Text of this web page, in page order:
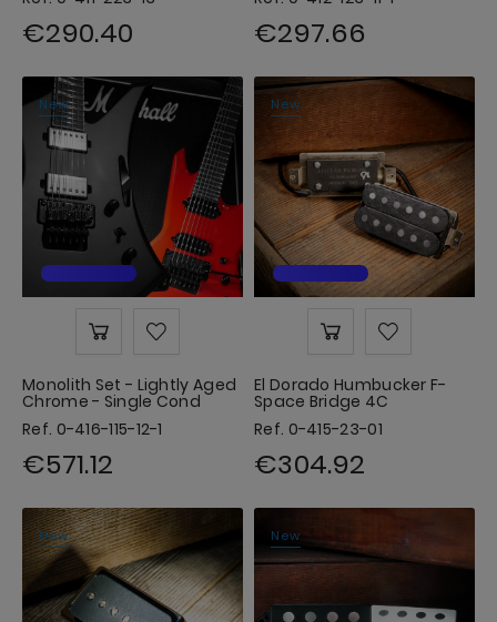
€290.40 €297.66
New
Monolith Set - Lightly Aged
Chrome - Single Cond
Ref. 0-416-115-12-1
€571.12
New
El Dorado Humbucker F-
Space Bridge 4C
Ref. 0-415-23-01
€304.92
New New